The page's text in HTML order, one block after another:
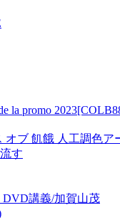
la promo
オブ 飢餓 人工調色ア
す
DVD講義/加賀山茂